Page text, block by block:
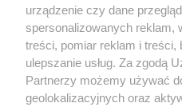
urządzenie czy dane
spersonalizowanych reklam,
treści, pomiar reklam i treści,
ulepszanie usług. Za zgodą
Partnerzy możemy używać
geolokalizacyjnych oraz